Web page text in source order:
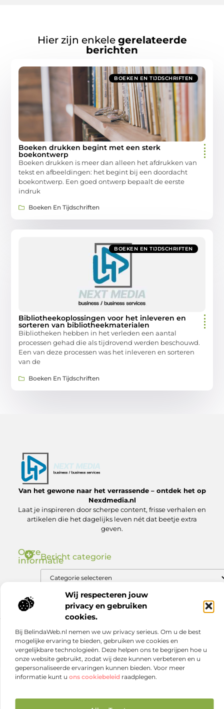
Wij respecteren jouw
privacy en gebruiken
cookies.
Bij BelindaWeb.nl nemen we uw privacy serieus. Om u de best
mogelijke ervaring te bieden, gebruiken we cookies en
vergelijkbare technologieën. Deze helpen ons te begrijpen hoe u
onze website gebruikt, zodat wij deze kunnen verbeteren en u
gepersonaliseerde ervaringen kunnen bieden. Voor meer
informatie kunt u ons cookiebeleid raadplegen.
Hier zijn enkele gerelateerde
berichten
BOEKEN EN TIJDSCHRIFTEN
Boeken drukken begint met een sterk
boekontwerp
Boeken drukken is meer dan alleen het afdrukken van
tekst en afbeeldingen: het begint bij een doordacht
boekontwerp. Een goed ontwerp bepaalt de eerste
indruk
Boeken En Tijdschriften
BOEKEN EN TIJDSCHRIFTEN
Bibliotheekoplossingen voor het inleveren en
sorteren van bibliotheekmaterialen
Bibliotheken hebben in het verleden een aantal
processen gehad die als tijdrovend werden beschouwd.
Een van deze processen was het inleveren en sorteren
van de
Boeken En Tijdschriften
Van het gewone naar het verrassende – ontdek het op
Nexdmedia.nl
Laat je inspireren door scherpe content, frisse verhalen en
artikelen die het dagelijks leven nét dat beetje extra
geven.
Onze
informatieBericht categorie
Website index
Cookiebeleid (EU)
@2025 www.nexdmedia.nl. All Right Reserved.